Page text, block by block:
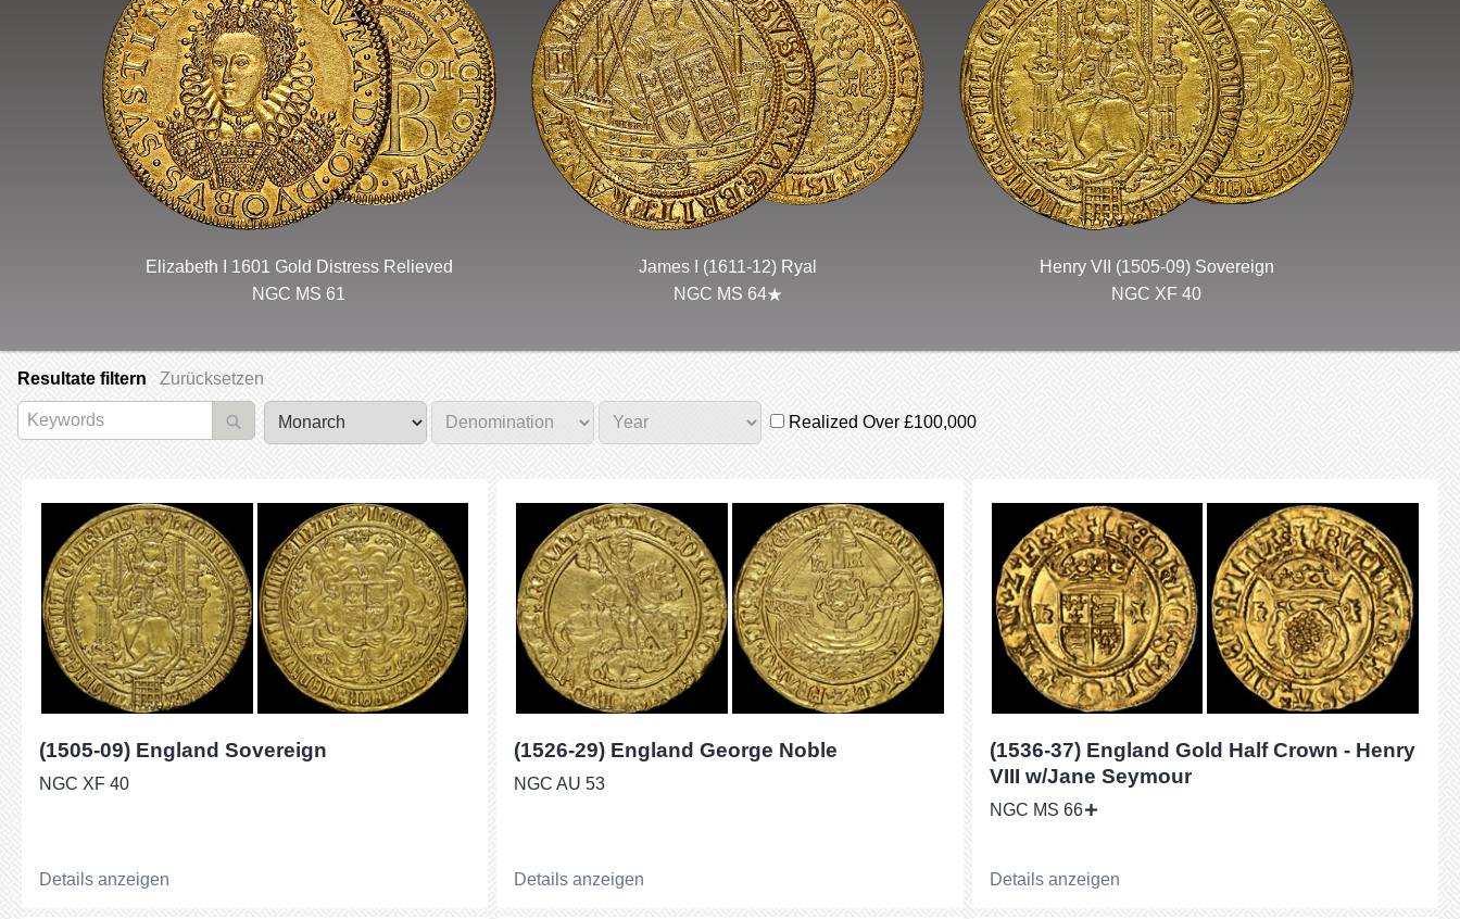
Elizabeth I 1601 Gold Distress Relieved
NGC MS 61
James I (1611-12) Ryal
NGC MS 64
Henry VII (1505-09) Sovereign
NGC XF 40
Resultate filtern Zurücksetzen
Realized Over £100,000
(1505-09) England Sovereign
NGC XF 40
Details anzeigen
(1526-29) England George Noble
NGC AU 53
Details anzeigen
(1536-37) England Gold Half Crown - Henry
VIII w/Jane Seymour
NGC MS 66
Details anzeigen